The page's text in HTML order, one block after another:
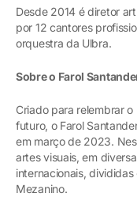
Desde 2014 é diretor
por 12 cantores
orquestra da Ulbra.
Sobre o Farol
Criado para relembrar
futuro, o Farol
em março de 2023.
artes visuais, em
internacionais,
Mezanino.